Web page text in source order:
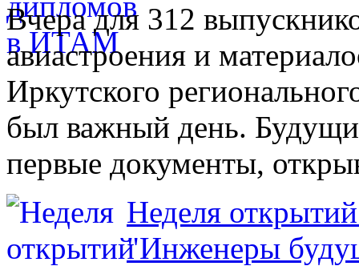
Вчера для 312
авиастроения и
Иркутского
был важный день.
первые документы,
Неделя
"Инженеры